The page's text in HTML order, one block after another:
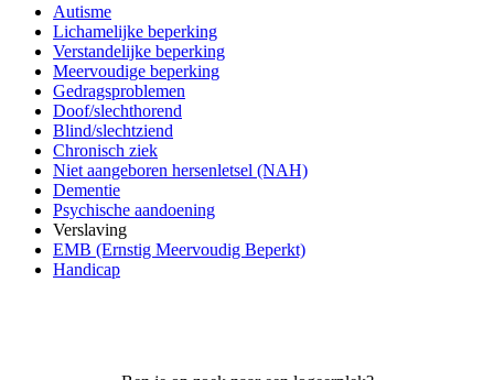
Autisme
Lichamelijke beperking
Verstandelijke beperking
Meervoudige beperking
Gedragsproblemen
Doof/slechthorend
Blind/slechtziend
Chronisch ziek
Niet aangeboren hersenletsel (NAH)
Dementie
Psychische aandoening
Verslaving
EMB (Ernstig Meervoudig Beperkt)
Handicap